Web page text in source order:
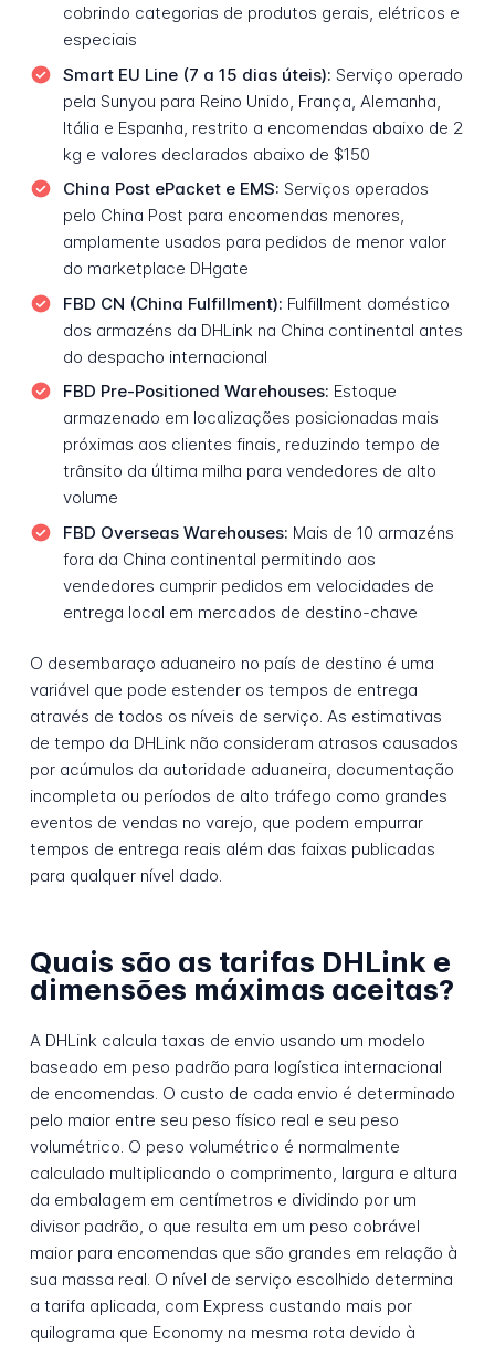
cobrindo categorias de produtos gerais, elétricos e
especiais
Smart EU Line (7 a 15 dias úteis): Serviço operado
pela Sunyou para Reino Unido, França, Alemanha,
Itália e Espanha, restrito a encomendas abaixo de 2
kg e valores declarados abaixo de $150
China Post ePacket e EMS: Serviços operados
pelo China Post para encomendas menores,
amplamente usados para pedidos de menor valor
do marketplace DHgate
FBD CN (China Fulfillment): Fulfillment doméstico
dos armazéns da DHLink na China continental antes
do despacho internacional
FBD Pre-Positioned Warehouses: Estoque
armazenado em localizações posicionadas mais
próximas aos clientes finais, reduzindo tempo de
trânsito da última milha para vendedores de alto
volume
FBD Overseas Warehouses: Mais de 10 armazéns
fora da China continental permitindo aos
vendedores cumprir pedidos em velocidades de
entrega local em mercados de destino-chave
O desembaraço aduaneiro no país de destino é uma
variável que pode estender os tempos de entrega
através de todos os níveis de serviço. As estimativas
de tempo da DHLink não consideram atrasos causados
por acúmulos da autoridade aduaneira, documentação
incompleta ou períodos de alto tráfego como grandes
eventos de vendas no varejo, que podem empurrar
tempos de entrega reais além das faixas publicadas
para qualquer nível dado.
Quais são as tarifas DHLink e
dimensões máximas aceitas?
A DHLink calcula taxas de envio usando um modelo
baseado em peso padrão para logística internacional
de encomendas. O custo de cada envio é determinado
pelo maior entre seu peso físico real e seu peso
volumétrico. O peso volumétrico é normalmente
calculado multiplicando o comprimento, largura e altura
da embalagem em centímetros e dividindo por um
divisor padrão, o que resulta em um peso cobrável
maior para encomendas que são grandes em relação à
sua massa real. O nível de serviço escolhido determina
a tarifa aplicada, com Express custando mais por
quilograma que Economy na mesma rota devido à